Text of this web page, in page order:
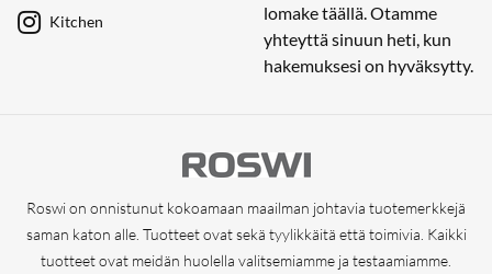
Kitchen
lomake täällä. Otamme
yhteyttä sinuun heti, kun
hakemuksesi on hyväksytty.
Roswi on onnistunut kokoamaan maailman johtavia tuotemerkkejä
saman katon alle. Tuotteet ovat sekä tyylikkäitä että toimivia. Kaikki
tuotteet ovat meidän huolella valitsemiamme ja testaamiamme.